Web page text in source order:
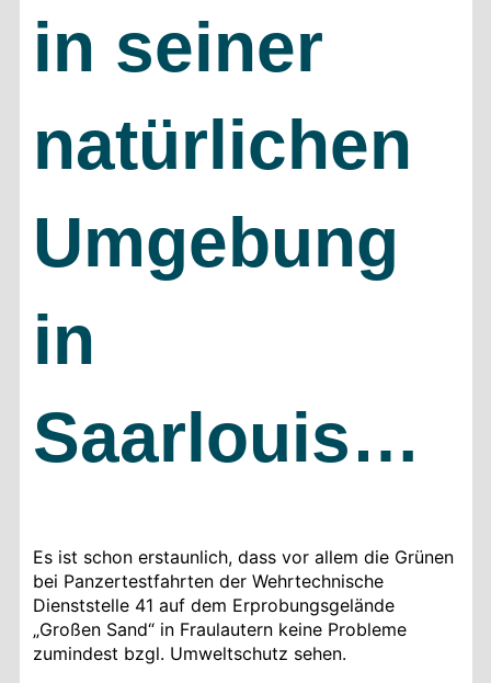
in seiner
natürlichen
Umgebung
in
Saarlouis…
Es ist schon erstaunlich, dass vor allem die Grünen
bei Panzertestfahrten der Wehrtechnische
Dienststelle 41 auf dem Erprobungsgelände
„Großen Sand“ in Fraulautern keine Probleme
zumindest bzgl. Umweltschutz sehen.